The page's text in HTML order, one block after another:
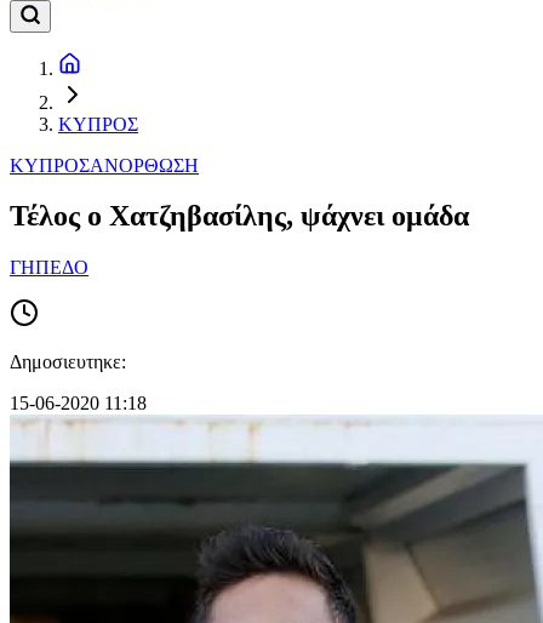
ΚΥΠΡΟΣ
ΚΥΠΡΟΣΑΝΟΡΘΩΣΗ
Τέλος ο Χατζηβασίλης, ψάχνει ομάδα
ΓΗΠΕΔΟ
Δημοσιευτηκε:
15-06-2020 11:18